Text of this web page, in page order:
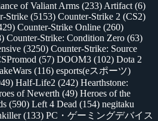
of Valiant Arms (233) Artifact (6)
Strike (5153) Counter-Strike 2 (CS2)
Counter-Strike Online (260)
Counter-Strike: Condition Zero (63)
(3250) Counter-Strike: Source
(57) DOOM3 (102) Dota 2
(116) esports(eスポーツ)
Half-Life2 (242) Hearthstone:
of Newerth (49) Heroes of the
(590) Left 4 Dead (154) negitaku
(133) PC・ゲーミングデバイス